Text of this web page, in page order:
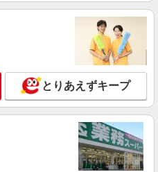
とりあえずキープ